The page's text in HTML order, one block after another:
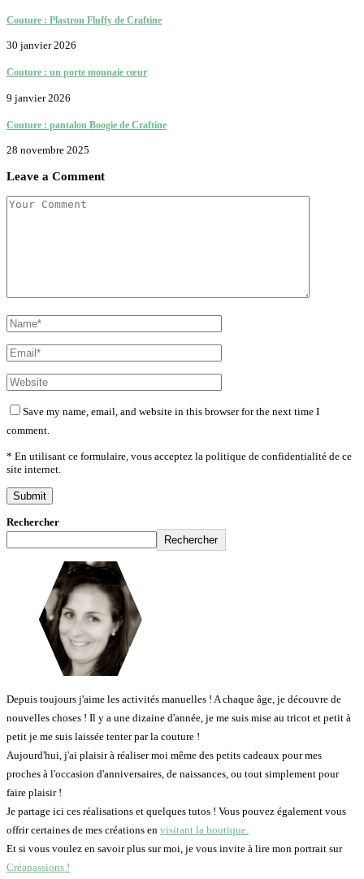
Couture : Plastron Fluffy de Craftine
30 janvier 2026
Couture : un porte monnaie cœur
9 janvier 2026
Couture : pantalon Boogie de Craftine
28 novembre 2025
Leave a Comment
Save my name, email, and website in this browser for the next time I
comment.
* En utilisant ce formulaire, vous acceptez la politique de confidentialité de ce
site internet.
Rechercher
Rechercher
Depuis toujours j'aime les activités manuelles ! A chaque âge, je découvre de
nouvelles choses ! Il y a une dizaine d'année, je me suis mise au tricot et petit à
petit je me suis laissée tenter par la couture !
Aujourd'hui, j'ai plaisir à réaliser moi même des petits cadeaux pour mes
proches à l'occasion d'anniversaires, de naissances, ou tout simplement pour
faire plaisir !
Je partage ici ces réalisations et quelques tutos ! Vous pouvez également vous
offrir certaines de mes créations en visitant la boutique.
Et si vous voulez en savoir plus sur moi, je vous invite à lire mon portrait sur
Créapassions !